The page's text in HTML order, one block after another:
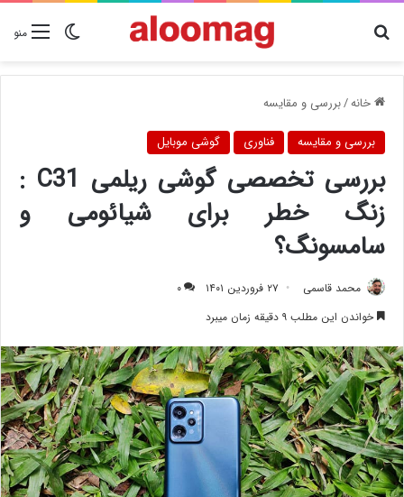
منوتغییر دنبال چیزی هستید؟
خانه/بررسی و مقایسه
بررسی و مقایسه فناوری گوشی موبایل
بررسی تخصصی گوشی ریلمی C31 :
زنگ خطر برای شیائومی و
سامسونگ؟
محمد قاسمی ۲۷ فروردین ۱۴۰۱
۰
خواندن این مطلب ۹ دقیقه زمان میبرد